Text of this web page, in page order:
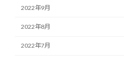
2022年9月
2022年8月
2022年7月